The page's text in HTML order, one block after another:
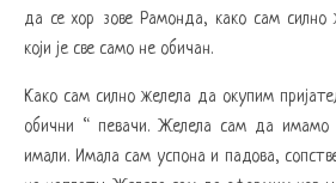
да се хор зове Рамонда, како сам силно
који је све само не обичан.
Како сам силно желела да окупим
обични “ певачи. Желела сам да
имали. Имала сам успона и падова,